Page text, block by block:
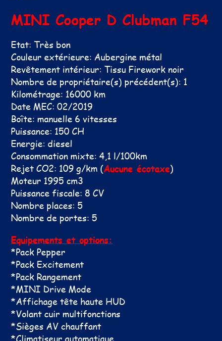
MINI Cooper D Clubman F54
Etat: Très bon
Couleur extérieure: Aubergine métal
Revêtement intérieur: Tissu Firework noir
Nombre de propriétaire(s) précédent(s): 1
Kilométrage: 16000 km
Date MEC: 02/2019
Boîte: manuelle 6 vitesses
Puissance: 150 CH
Energie: diesel
Consommation mixte: 4,1 l/100km
Rejet CO2: 109 g/km (Aucune écotaxe)
Moteur 1995 cm3
Puissance fiscale: 8 CV
Nombre places: 5
Nombre de portes: 5
Equipements et options:
*Pack Pepper
*Pack Excitement
*Pack Rangement
*MINI Drive Mode
*Affichage tête haute HUD
*Volant cuir multifonctions
*Sièges AV chauffant
*Climatiseur automatique